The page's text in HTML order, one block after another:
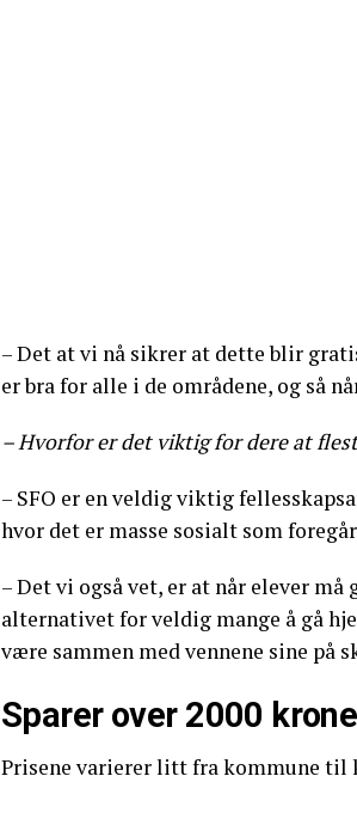
– Det at vi nå sikrer at dette blir
er bra for alle i de områdene, og så
– Hvorfor er det viktig for dere at
– SFO er en veldig viktig
hvor det er masse sosialt som
– Det vi også vet, er at når elever må
alternativet for veldig mange å gå
være sammen med vennene sine på
Sparer over 2000
Prisene varierer litt fra kommune til